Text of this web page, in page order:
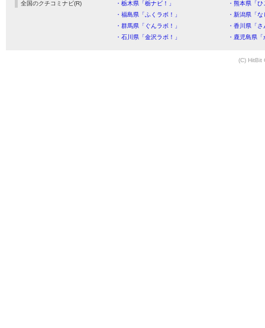
全国のクチコミナビ(R) ・栃木県「栃ナビ！」
・熊本県「
・福島県「ふくラボ！」
・新潟県「
・群馬県「ぐんラボ！」
・香川県「
・石川県「金沢ラボ！」
・鹿児島県
(C) HitBit